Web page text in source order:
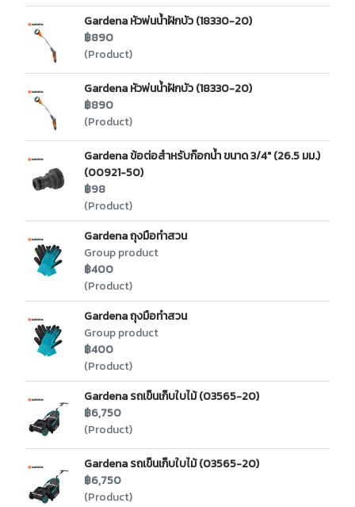
Gardena หัวพ่นน้ำฝักบัว (18330-20)
฿890
(Product)
Gardena หัวพ่นน้ำฝักบัว (18330-20)
฿890
(Product)
Gardena ข้อต่อสำหรับก๊อกน้ำ ขนาด 3/4" (26.5 มม.)
(00921-50)
฿98
(Product)
Gardena ถุงมือทำสวน
Group product
฿400
(Product)
Gardena ถุงมือทำสวน
Group product
฿400
(Product)
Gardena รถเข็นเก็บใบไม้ (03565-20)
฿6,750
(Product)
Gardena รถเข็นเก็บใบไม้ (03565-20)
฿6,750
(Product)